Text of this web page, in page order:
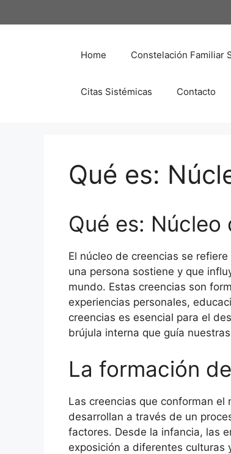
al
Home Constelación Familiar
Citas Sistémicas Contacto
Qué es:
Qué es: Núcleo
El núcleo de creencias se
una persona sostiene y que
mundo. Estas creencias son
experiencias personales,
creencias es esencial para el
brújula interna que guía
La formación
Las creencias que conforman
desarrollan a través de un
factores. Desde la infancia, las
exposición a diferentes culturas